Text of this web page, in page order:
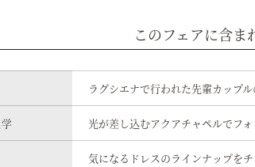
このフェアに含ま
ラグシエナで行われた先輩カップ
光が差し込むアクアチャペルでフ
気になるドレスのラインナップをチ